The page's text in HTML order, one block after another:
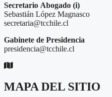
Secretario Abogado (i)
Sebastián López Magnasco
secretaria@tcchile.cl
Gabinete de Presidencia
presidencia@tcchile.cl
MAPA DEL SITIO